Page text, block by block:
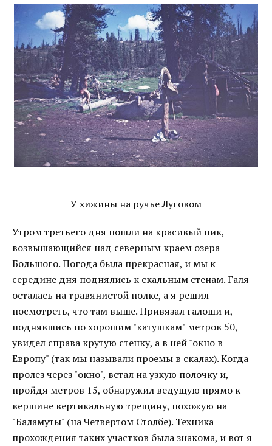
У хижины на ручье Луговом
Утром третьего дня пошли на красивый пик,
возвышающийся над северным краем озера
Большого. Погода была прекрасная, и мы к
середине дня поднялись к скальным стенам. Галя
осталась на травянистой полке, а я решил
посмотреть, что там выше. Привязал галоши и,
поднявшись по хорошим "катушкам" метров 50,
увидел справа крутую стенку, а в ней "окно в
Европу" (так мы называли проемы в скалах). Когда
пролез через "окно", встал на узкую полочку и,
пройдя метров 15, обнаружил ведущую прямо к
вершине вертикальную трещину, похожую на
"Баламуты" (на Четвертом Столбе). Техника
прохождения таких участков была знакома, и вот я